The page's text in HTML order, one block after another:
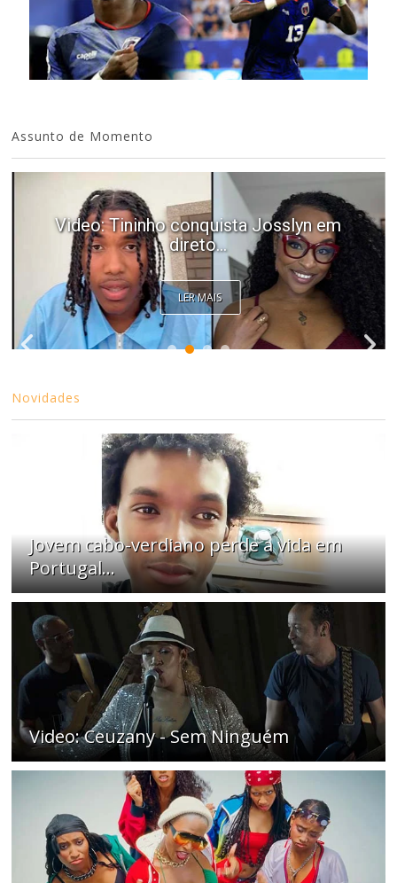
Assunto de Momento
Video: Tininho conquista Josslyn em
direto...
LER MAIS
Novidades
Jovem cabo-verdiano perde a vida em
Portugal...
Video: Ceuzany - Sem Ninguém